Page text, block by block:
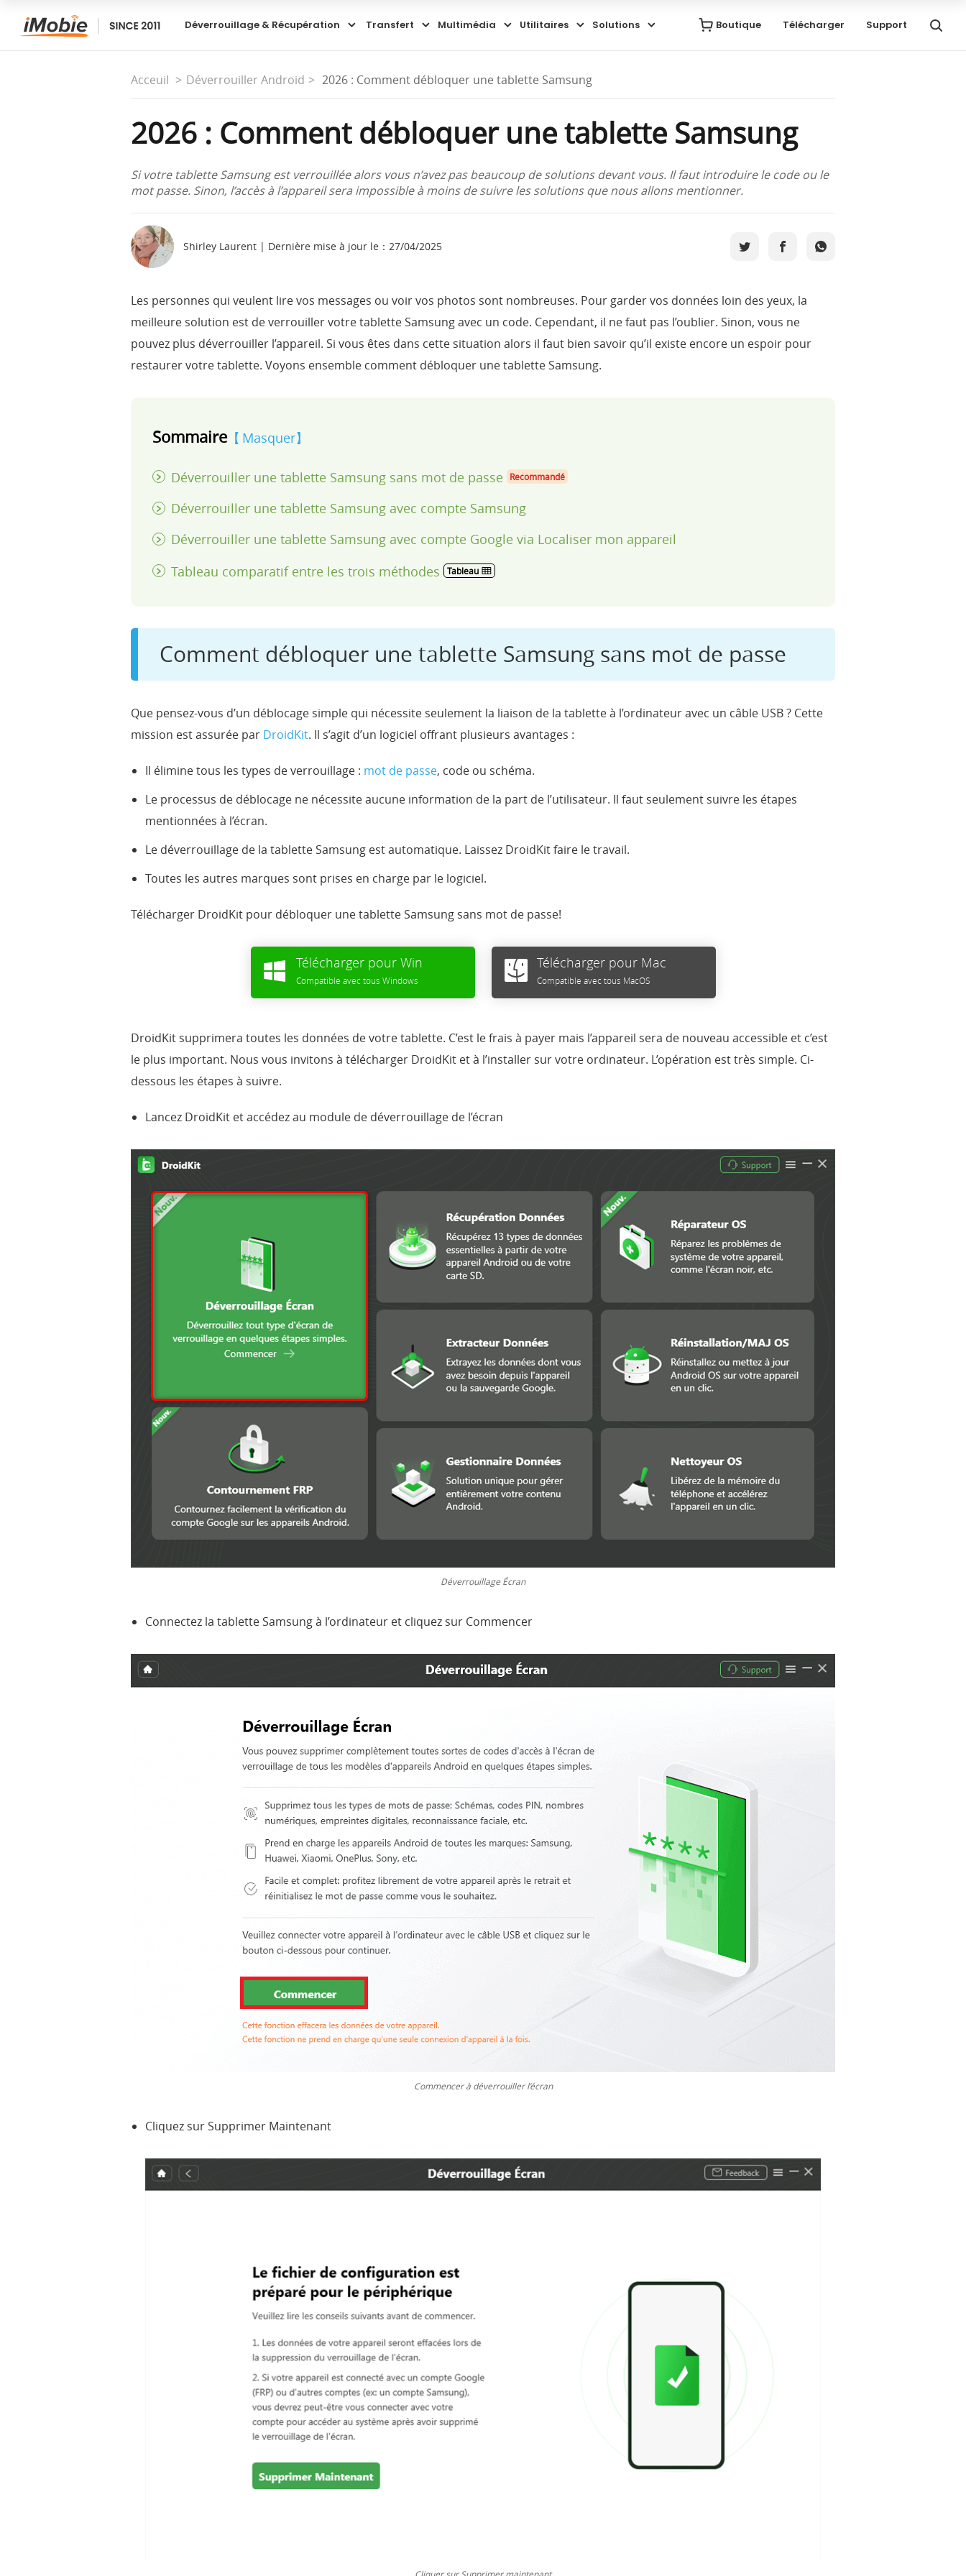
Boutique Télécharger Support
Déverrouillage & Récupération Transfert Multimédia Utilitaires Solutions
Acceuil Déverrouiller Android 2026 : Comment débloquer une tablette Samsung
2026 : Comment débloquer une tablette Samsung
Si votre tablette Samsung est verrouillée alors vous n’avez pas beaucoup de solutions devant vous. Il faut introduire le code ou le
mot passe. Sinon, l’accès à l’appareil sera impossible à moins de suivre les solutions que nous allons mentionner.
Shirley Laurent | Dernière mise à jour le：27/04/2025
Les personnes qui veulent lire vos messages ou voir vos photos sont nombreuses. Pour garder vos données loin des yeux, la
meilleure solution est de verrouiller votre tablette Samsung avec un code. Cependant, il ne faut pas l’oublier. Sinon, vous ne
pouvez plus déverrouiller l’appareil. Si vous êtes dans cette situation alors il faut bien savoir qu’il existe encore un espoir pour
restaurer votre tablette. Voyons ensemble comment débloquer une tablette Samsung.
Sommaire Masquer
Déverrouiller une tablette Samsung sans mot de passe Recommandé
Déverrouiller une tablette Samsung avec compte Samsung
Déverrouiller une tablette Samsung avec compte Google via Localiser mon appareil
Tableau comparatif entre les trois méthodes
Tableau
Comment débloquer une tablette Samsung sans mot de passe
Que pensez-vous d’un déblocage simple qui nécessite seulement la liaison de la tablette à l’ordinateur avec un câble USB ? Cette
mission est assurée par DroidKit. Il s’agit d’un logiciel offrant plusieurs avantages :
Il élimine tous les types de verrouillage : mot de passe, code ou schéma.
Le processus de déblocage ne nécessite aucune information de la part de l’utilisateur. Il faut seulement suivre les étapes
mentionnées à l’écran.
Le déverrouillage de la tablette Samsung est automatique. Laissez DroidKit faire le travail.
Toutes les autres marques sont prises en charge par le logiciel.
Télécharger DroidKit pour débloquer une tablette Samsung sans mot de passe!
Télécharger pour Win
Compatible avec tous Windows
Télécharger pour Mac
Compatible avec tous MacOS
DroidKit supprimera toutes les données de votre tablette. C’est le frais à payer mais l’appareil sera de nouveau accessible et c’est
le plus important. Nous vous invitons à télécharger DroidKit et à l’installer sur votre ordinateur. L’opération est très simple. Ci-
dessous les étapes à suivre.
Lancez DroidKit et accédez au module de déverrouillage de l’écran
Déverrouillage Écran
Connectez la tablette Samsung à l’ordinateur et cliquez sur Commencer
Commencer à déverrouiller l’écran
Cliquez sur Supprimer Maintenant
Cliquer sur Supprimer maintenant